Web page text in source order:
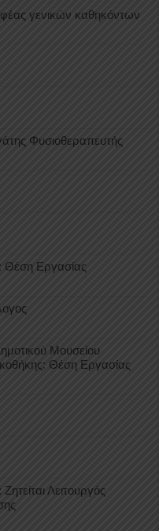
γενικών καθηκόντων
Φυσιοθεραπευτής
Θέση Εργασίας
Μουσείου
Θέση Εργασίας
Λειτουργός